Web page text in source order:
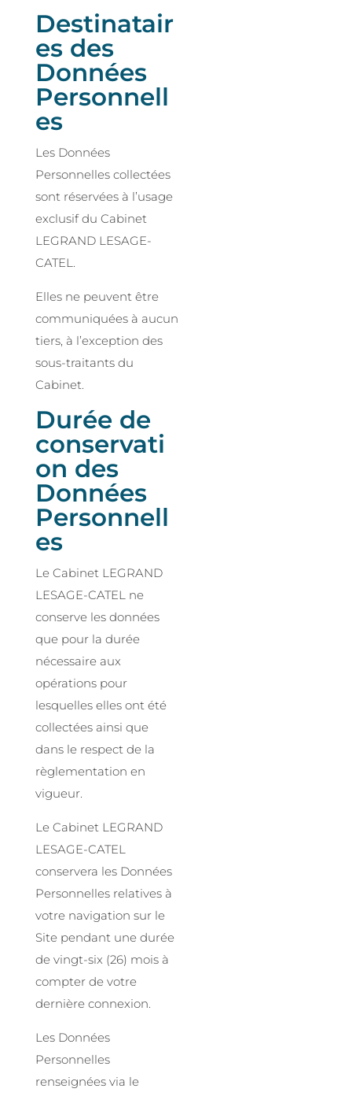
Destinatair
es des
Données
Personnell
es
Les Données
Personnelles collectées
sont réservées à l’usage
exclusif du Cabinet
LEGRAND LESAGE-
CATEL.
Elles ne peuvent être
communiquées à aucun
tiers, à l’exception des
sous-traitants du
Cabinet.
Durée de
conservati
on des
Données
Personnell
es
Le Cabinet LEGRAND
LESAGE-CATEL ne
conserve les données
que pour la durée
nécessaire aux
opérations pour
lesquelles elles ont été
collectées ainsi que
dans le respect de la
règlementation en
vigueur.
Le Cabinet LEGRAND
LESAGE-CATEL
conservera les Données
Personnelles relatives à
votre navigation sur le
Site pendant une durée
de vingt-six (26) mois à
compter de votre
dernière connexion.
Les Données
Personnelles
renseignées via le